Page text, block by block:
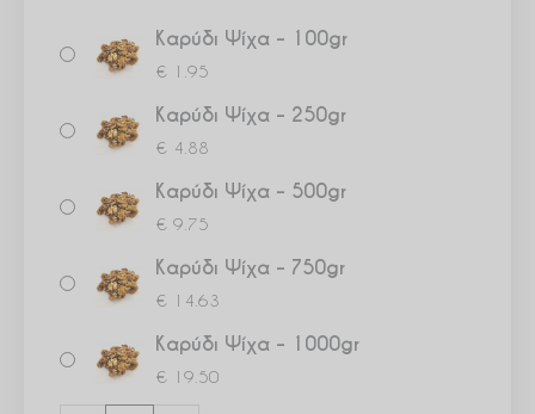
Καρύδι Ψίχα – 100gr
€ 1.95
Καρύδι Ψίχα – 250gr
€ 4.88
Καρύδι Ψίχα – 500gr
€ 9.75
Καρύδι Ψίχα – 750gr
€ 14.63
Καρύδι Ψίχα – 1000gr
€ 19.50